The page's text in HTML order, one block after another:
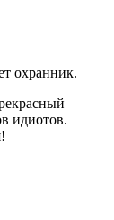
охранник.
идиотов.